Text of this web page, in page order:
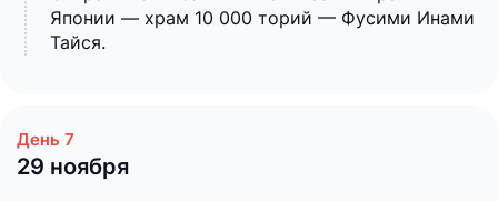
Японии — храм 10 000 торий — Фусими Инами
Тайся.
29 ноября